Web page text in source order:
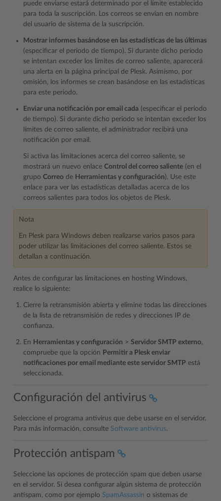
puede enviarse estará determinado por el límite establecido
para toda la suscripción. Los correos se envían en nombre
del usuario de sistema de la suscripción.
Mostrar informes basándose en las estadísticas de las últimas
(especificar el periodo de tiempo). Si durante dicho periodo
se intentan exceder los límites de correo saliente, aparecerá
una alerta en la página principal de Plesk. Asimismo, por
omisión, los informes se crean basándose en las estadísticas
para este periodo.
Enviar una notificación por email cada (especificar el periodo
de tiempo). Si durante dicho periodo se intentan exceder los
límites de correo saliente, el administrador recibirá una
notificación por email.
Si activa las limitaciones acerca del correo saliente, se
mostrará un nuevo enlace Control del correo saliente (en el
grupo Correo de Herramientas y configuración). Use este
enlace para ver las estadísticas detalladas acerca de los
correos salientes para todos los objetos de Plesk.
Nota
En Plesk para Windows deben realizarse varios pasos para
poder utilizar las limitaciones del correo saliente. Estos se
detallan a continuación.
Antes de configurar las limitaciones en hosting Windows,
realice lo siguiente:
Cierre la retransmisión abierta y elimine todas las direcciones
de la lista de retransmisión de redes y direcciones IP de
confianza.
En Herramientas y configuración > Servidor SMTP externo,
compruebe que la opción Permitir a Plesk enviar
notificaciones por email mediante este servidor SMTP está
seleccionada.
Configuración del antivirus
Seleccione el programa antivirus que debe usarse en el servidor.
Para más información, consulte Software antivirus.
Protección antispam
Seleccione las opciones de protección spam que deben usarse
en el servidor. Si desea configurar algún sistema de protección
antispam, como por ejemplo SpamAssassin o sistemas de